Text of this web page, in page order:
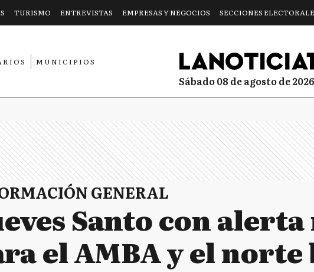
TURISMO ENTREVISTAS EMPRESAS Y NEGOCIOS SECCIONES
MUNICIPIOS
sábado 08 de agosto de 2026
GENERAL
Santo con
el AMBA y el norte